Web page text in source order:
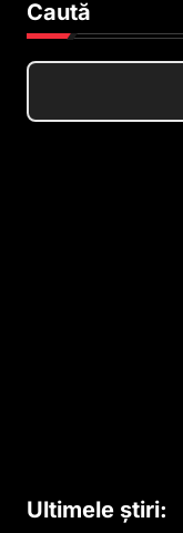
i
a
e
Caută
Ultimele știri: